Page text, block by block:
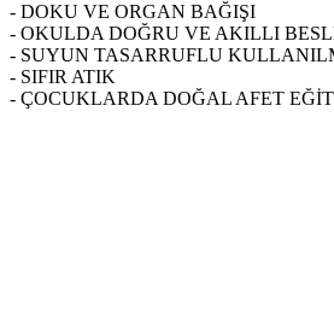
- DOKU VE ORGAN BAĞIŞI
- OKULDA DOĞRU VE AKILLI
- SUYUN TASARRUFLU
- SIFIR ATIK
- ÇOCUKLARDA DOĞAL AFET